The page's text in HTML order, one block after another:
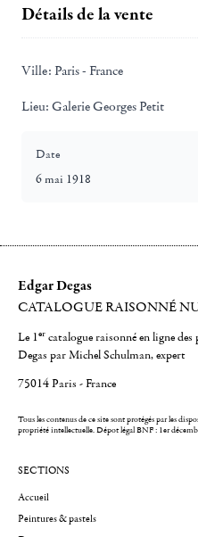
Détails de la vente
Ville: Paris - France
Lieu: Galerie Georges Petit
Date
6 mai 1918
Edgar Degas
CATALOGUE RAISONNÉ
Le 1er catalogue raisonné en ligne
Degas par Michel Schulman, expert
75014 Paris - France
Tous les contenus de ce site sont protégés par les
propriété intellectuelle.Dépot légal BNF : 1er
SECTIONS
Accueil
Peintures & pastels